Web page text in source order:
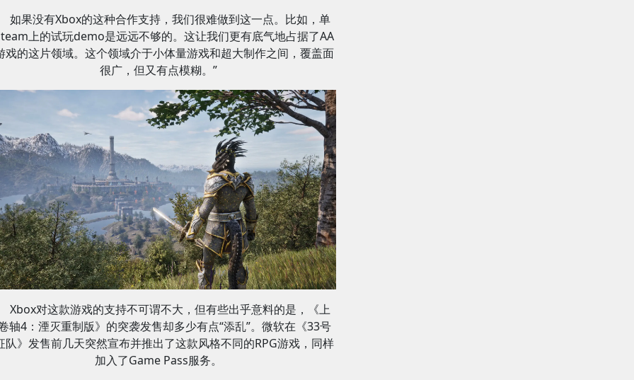
如果没有Xbox的这种合作支持，我们很难做到这一点。比如，单
上的试玩demo是远远不够的。这让我们更有底气地占据了AA
戏的这片领域。这个领域介于小体量游戏和超大制作之间，覆盖面
很广，但又有点模糊。”
Xbox对这款游戏的支持不可谓不大，但有些出乎意料的是，《上
轴4：湮灭重制版》的突袭发售却多少有点“添乱”。微软在《33号
队》发售前几天突然宣布并推出了这款风格不同的RPG游戏，同样
加入了Game Pass服务。